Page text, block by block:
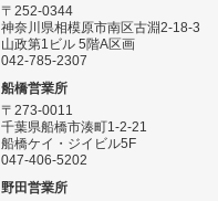
〒252-0344
神奈川県相模原市南区古淵2-18-3
山政第1ビル 5階A区画
042-785-2307
船橋営業所
〒273-0011
千葉県船橋市湊町1-2-21
船橋ケイ・ジイビル5F
047-406-5202
野田営業所